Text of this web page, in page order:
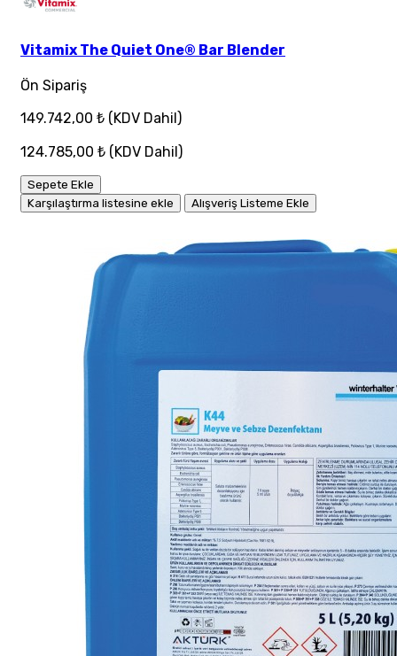
Vitamix The Quiet One® Bar Blender
Ön Sipariş
149.742,00 ₺ (KDV Dahil)
124.785,00 ₺ (KDV Dahil)
Sepete Ekle
Karşılaştırma listesine ekle
Alışveriş Listeme Ekle